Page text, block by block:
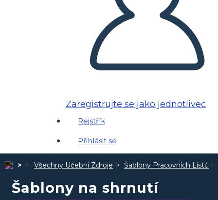
Zaregistrujte se jako jednotlivec
Rejstřík
Přihlásit se
Všechny Učební Zdroje Šablony Pracovních Listů
Šablony na shrnutí